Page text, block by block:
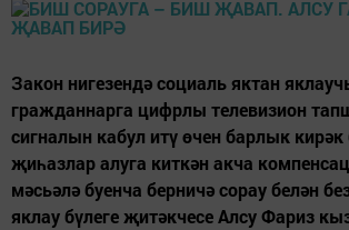
Закон нигезендә социаль яктан
гражданнарга цифрлы телевизион
сигналын кабул итү өчен барлык кирәк
җиһазлар алуга киткән акча
мәсьәлә буенча берничә сорау белән
яклау бүлеге җитәкчесе Алсу Фариз